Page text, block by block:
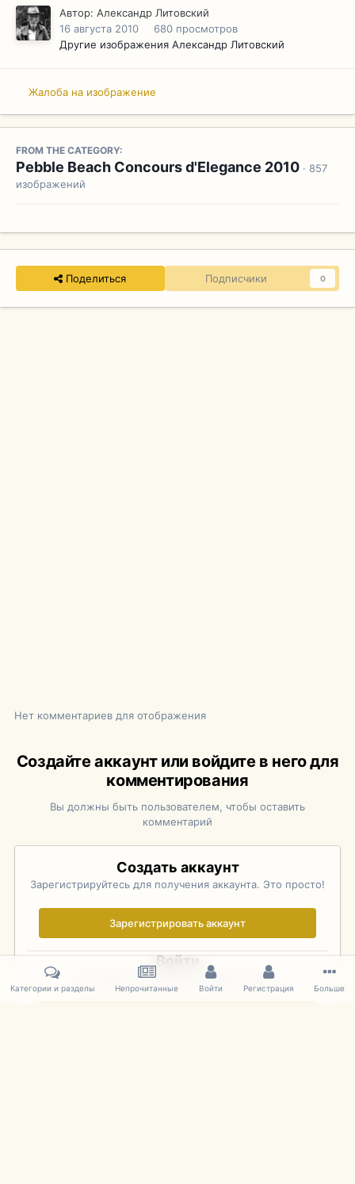
Автор: Александр Литовский
16 августа 2010
680 просмотров
Другие изображения Александр Литовский
Жалоба на изображение
FROM THE CATEGORY:
Pebble Beach Concours d'Elegance 2010 · 857
изображений
Поделиться Подписчики 0
Нет комментариев для отображения
Создайте аккаунт или войдите в него для
комментирования
Вы должны быть пользователем, чтобы оставить
комментарий
Создать аккаунт
Зарегистрируйтесь для получения аккаунта. Это просто!
Зарегистрировать аккаунт
Войти
Уже зарегистрированы? Войдите здесь.
Категории и разделы Непрочитанные Войти Регистрация Больше